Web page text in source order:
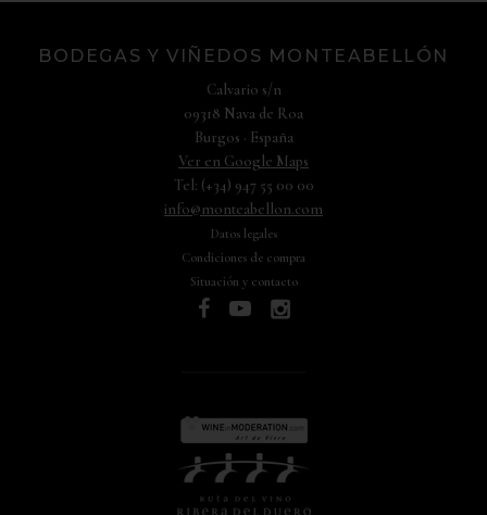
BODEGAS Y VIÑEDOS MONTEABELLÓN
Calvario s/n
09318 Nava de Roa
Burgos · España
Ver en Google Maps
Tel: (+34) 947 55 00 00
info@monteabellon.com
Datos legales
Condiciones de compra
Situación y contacto